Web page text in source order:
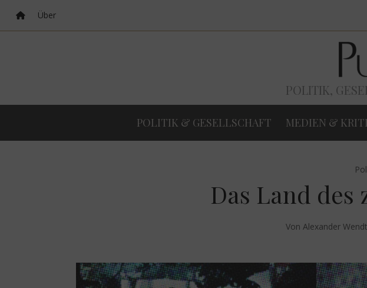
Über
POLITIK,
POLITIK & GESELLSCHAFT MEDIEN &
Das Land des
Von Alexander Wendt